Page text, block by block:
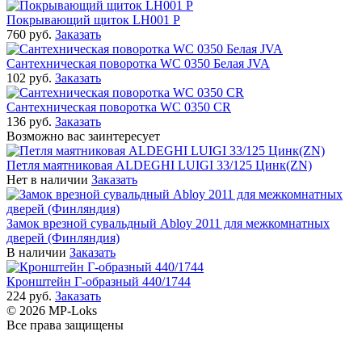
Покрывающий щиток LH001 Р
760 руб. Заказать
Сантехническая поворотка WC 0350 Белая JVA
102 руб. Заказать
Сантехническая поворотка WC 0350 CR
136 руб. Заказать
Возможно вас заинтересует
Петля маятниковая ALDEGHI LUIGI 33/125 Цинк(ZN)
Нет в наличии Заказать
Замок врезной сувальдный Abloy 2011 для межкомнатных
дверей (Финляндия)
В наличии Заказать
Кронштейн Г-образный 440/1744
224 руб. Заказать
© 2026 MP-Loks
Все права защищены